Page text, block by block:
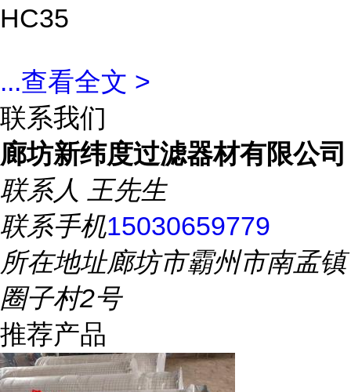
HC35
...查看全文 >
联系我们
廊坊新纬度过滤器材有限公司
联系人 王先生
联系手机15030659779
所在地址廊坊市霸州市南孟镇
圈子村2号
推荐产品